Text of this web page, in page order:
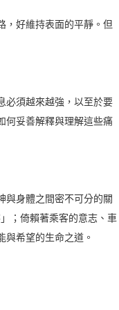
，好維持表面的平靜。但
必須越來越強，以至於要
何妥善解釋與理解這些痛
與身體之間密不可分的關
；倚賴著乘客的意志、車
希望的生命之道。